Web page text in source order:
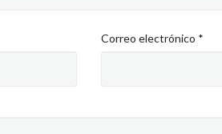
Correo electrónico *